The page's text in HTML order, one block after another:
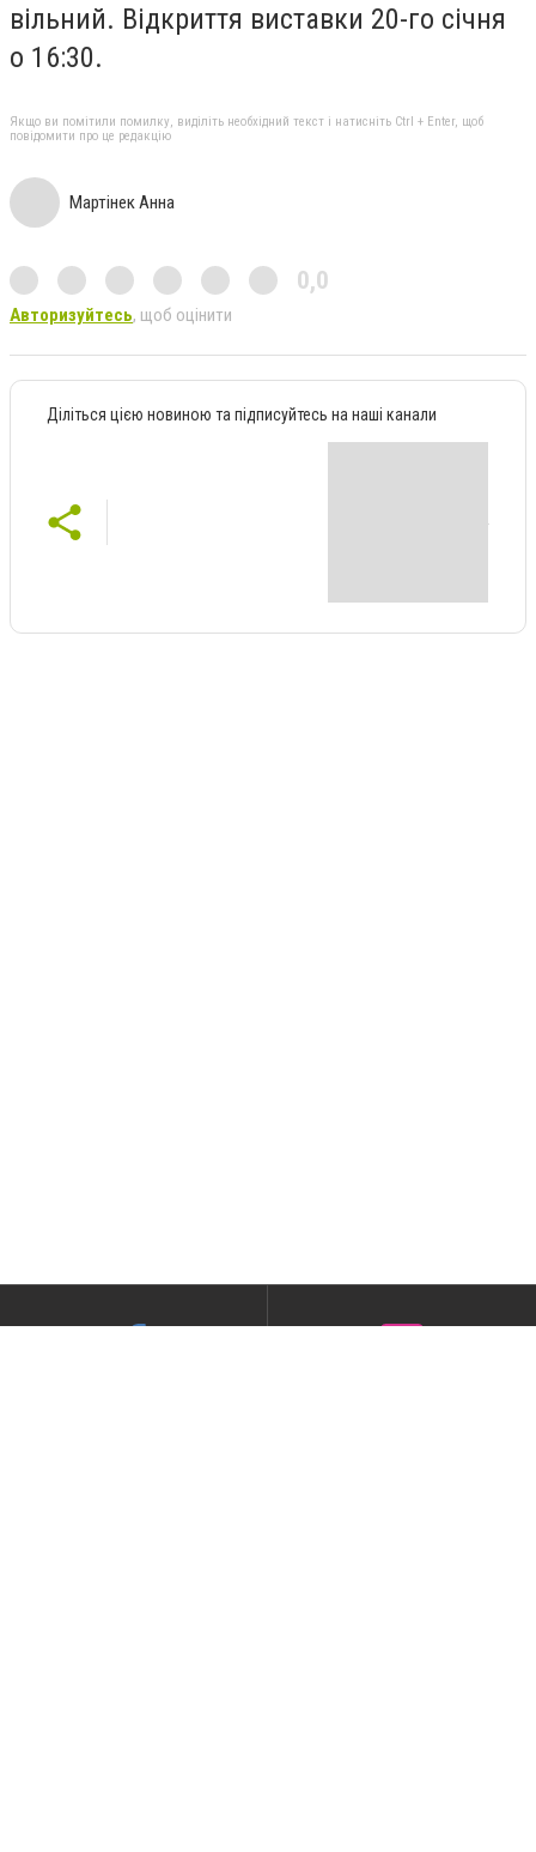
вільний. Відкриття виставки 20-го січня
о 16:30.
Якщо ви помітили помилку, виділіть необхідний текст і натисніть Ctrl + Enter, щоб
повідомити про це редакцію
Мартінек Анна
0,0
Авторизуйтесь, щоб оцінити
Діліться цією новиною та підписуйтесь на наші канали